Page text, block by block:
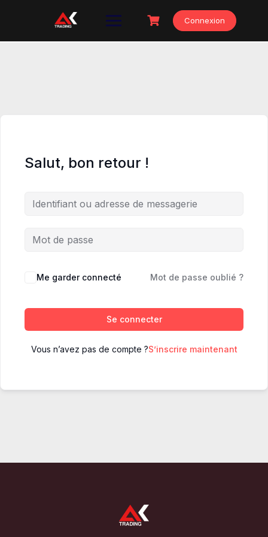
Connexion
Salut, bon retour !
Me garder connecté Mot de passe oublié ?
Se connecter
Vous n’avez pas de compte ?S’inscrire maintenant